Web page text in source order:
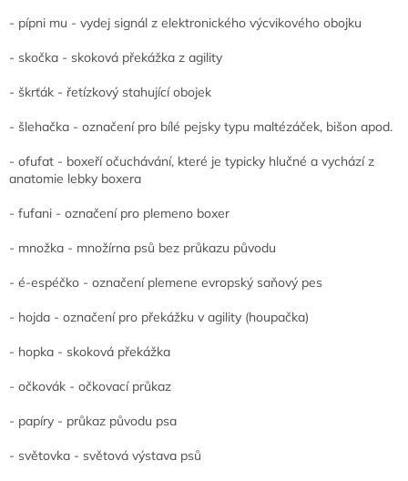
- pípni mu - vydej signál z elektronického výcvikového obojku
- skočka - skoková překážka z agility
- škrťák - řetízkový stahující obojek
- šlehačka - označení pro bílé pejsky typu maltézáček, bišon apod.
- ofufat - boxeří očuchávání, které je typicky hlučné a vychází z
anatomie lebky boxera
- fufani - označení pro plemeno boxer
- množka - množírna psů bez průkazu původu
- é-espéčko - označení plemene evropský saňový pes
- hojda - označení pro překážku v agility (houpačka)
- hopka - skoková překážka
- očkovák - očkovací průkaz
- papíry - průkaz původu psa
- světovka - světová výstava psů